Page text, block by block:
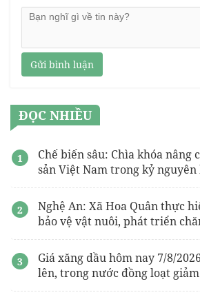
Gửi bình luận
ĐỌC NHIỀU
Chế biến sâu: Chìa khóa nâng
sản Việt Nam trong kỷ
Nghệ An: Xã Hoa Quân thực
bảo vệ vật nuôi, phát triển
Giá xăng dầu hôm nay 7/8/
lên, trong nước đồng loạt giảm